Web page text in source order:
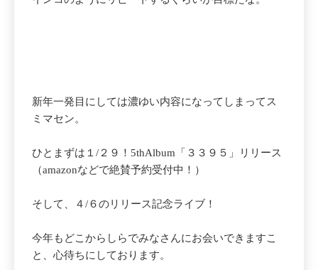
新年一発目にしては濃ゆい内容になってしまってス
ミマセン。
ひとまずは１/２９！5thAlbum「３３９５」リリース
（amazonなどで絶賛予約受付中！）
そして、４/６のリリース記念ライブ！
今年もどこからしらでみなさんにお会いできますこ
と、心待ちにしております。